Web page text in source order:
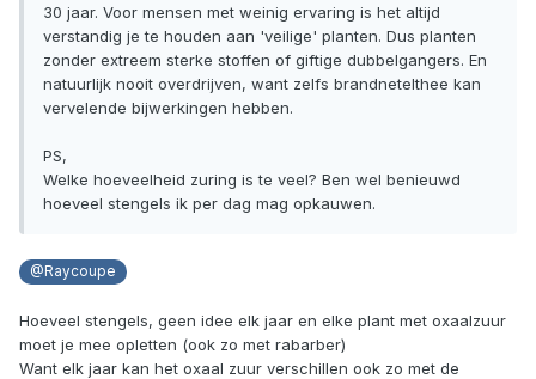
30 jaar. Voor mensen met weinig ervaring is het altijd
verstandig je te houden aan 'veilige' planten. Dus planten
zonder extreem sterke stoffen of giftige dubbelgangers. En
natuurlijk nooit overdrijven, want zelfs brandnetelthee kan
vervelende bijwerkingen hebben.
PS,
Welke hoeveelheid zuring is te veel? Ben wel benieuwd
hoeveel stengels ik per dag mag opkauwen.
@Raycoupe
Hoeveel stengels, geen idee elk jaar en elke plant met oxaalzuur
moet je mee opletten (ook zo met rabarber)
Want elk jaar kan het oxaal zuur verschillen ook zo met de